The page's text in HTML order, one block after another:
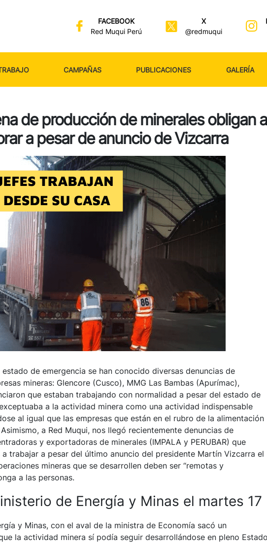
FACEBOOK
Red Muqui Perú
X
@redmuqui
CAMPAÑAS PUBLICACIONES GALERÍA
de producción de minerales obligan a
a pesar de anuncio de Vizcarra
de emergencia se han conocido diversas denuncias de
mineras: Glencore (Cusco), MMG Las Bambas (Apurímac),
que estaban trabajando con normalidad a pesar del estado de
a la actividad minera como una actividad indispensable
al igual que las empresas que están en el rubro de la alimentación
a Red Muqui, nos llegó recientemente denuncias de
y exportadoras de minerales (IMPALA y PERUBAR) que
trabajar a pesar del último anuncio del presidente Martín Vizcarra el
mineras que se desarrollen deben ser “remotas y
a las personas.
de Energía y Minas el martes 17
y Minas, con el aval de la ministra de Economía sacó un
la actividad minera sí podía seguir desarrollándose en pleno Estado